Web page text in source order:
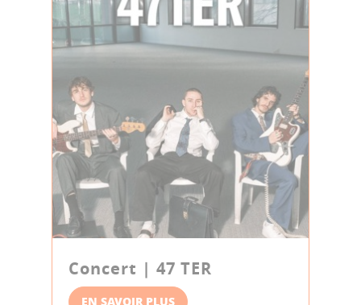
Concert | 47 TER
EN SAVOIR PLUS